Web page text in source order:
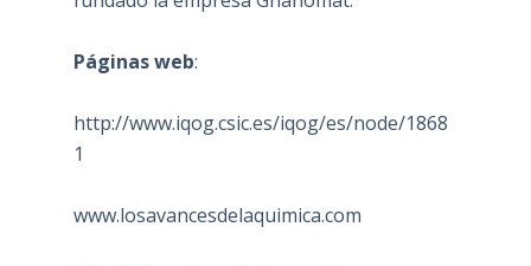
Páginas web:
http://www.iqog.csic.es/iqog/es/node/1868
1
www.losavancesdelaquimica.com